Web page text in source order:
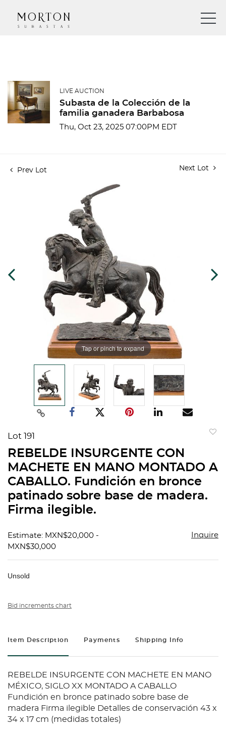
LIVE AUCTION
Subasta de la Colección de la
familia ganadera Barbabosa
Thu, Oct 23, 2025 07:00PM EDT
Prev Lot Next Lot
Tap or pinch to expand
Lot 191
REBELDE INSURGENTE CON
MACHETE EN MANO MONTADO A
CABALLO. Fundición en bronce
patinado sobre base de madera.
Firma ilegible.
Estimate: MXN$20,000 -
MXN$30,000
Inquire
Unsold
Bid increments chart
Item Description Payments Shipping Info
REBELDE INSURGENTE CON MACHETE EN MANO
MÉXICO, SIGLO XX MONTADO A CABALLO
Fundición en bronce patinado sobre base de
madera Firma ilegible Detalles de conservación 43 x
34 x 17 cm (medidas totales)